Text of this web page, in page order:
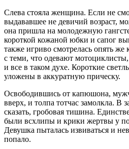
Слева стояла женщина. Если не
выдававшее не девичий возраст,
она пришла на молодежную
короткой кожаной юбки и сапог
также игриво смотрелась опять же
с теми, что одевают
и все в таком духе. Короткие
уложены в аккуратную прическу.
Освободившись от капюшона,
вверх, и толпа тотчас замолкла. В
сказать, гробовая тишина.
были всхлипы и крики жертвы у
Девушка пыталась извиваться и
попало.